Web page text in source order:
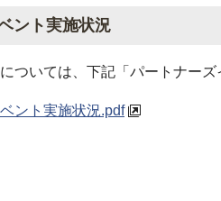
ント実施状況
ついては、下記「パートナー
ント実施状況.pdf